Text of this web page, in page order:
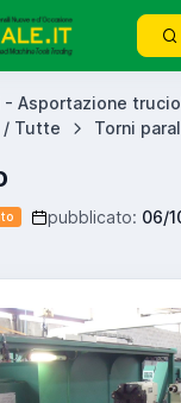
- Asportazione
/ Tutte
Torni
pubblicato: 06/